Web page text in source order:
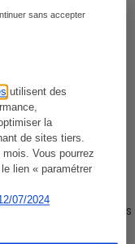
utilisent des
la
de sites tiers.
Vous pourrez
lien « paramétrer
07/2024
sans accepter
de potassium
de synthèse
Si les
pas de risque,
profondes
de la flore
et de maladies
menthol et eucalyptus
(BHA), un